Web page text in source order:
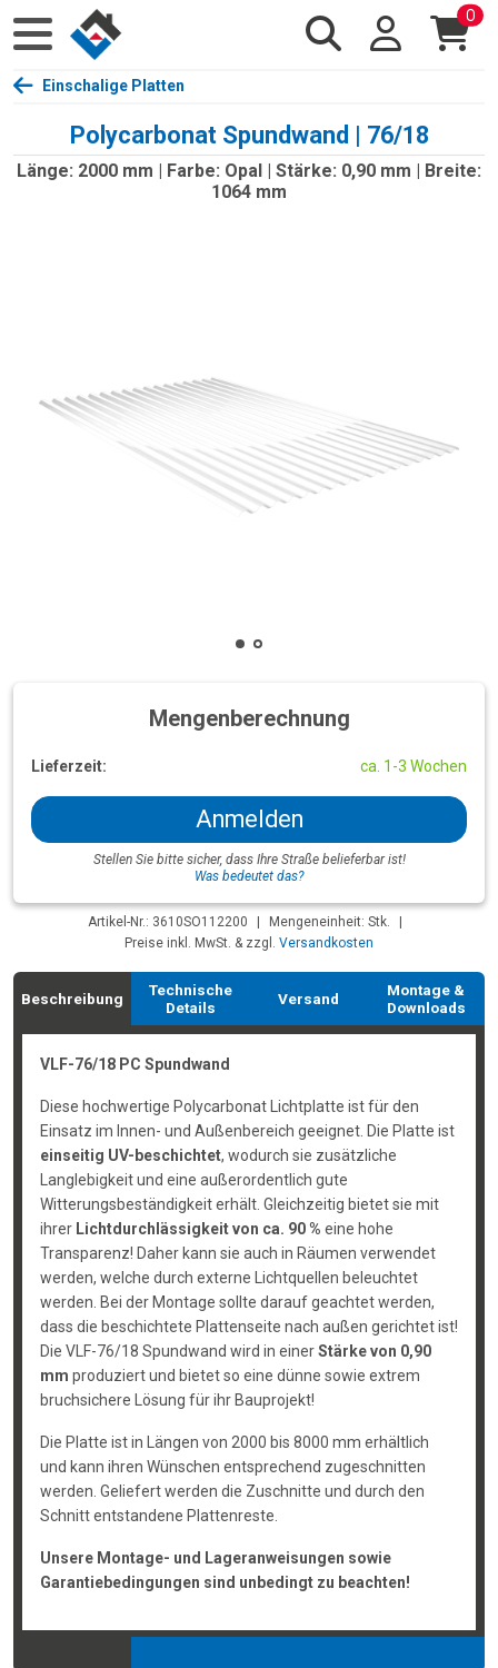
0
Einschalige Platten
Polycarbonat Spundwand | 76/18
Länge: 2000 mm | Farbe: Opal | Stärke: 0,90 mm | Breite:
1064 mm
Mengenberechnung
Lieferzeit: ca. 1-3 Wochen
Anmelden
Stellen Sie bitte sicher, dass Ihre Straße belieferbar ist!
Was bedeutet das?
Artikel-Nr.: 3610SO112200 Mengeneinheit: Stk.
Preise inkl. MwSt. & zzgl. Versandkosten
Beschreibung
Technische
Details
Versand
Montage &
Downloads
VLF-76/18 PC Spundwand
Diese hochwertige Polycarbonat Lichtplatte ist für den
Einsatz im Innen- und Außenbereich geeignet. Die Platte ist
einseitig UV-beschichtet, wodurch sie zusätzliche
Langlebigkeit und eine außerordentlich gute
Witterungsbeständigkeit erhält. Gleichzeitig bietet sie mit
ihrer Lichtdurchlässigkeit von ca. 90 % eine hohe
Transparenz! Daher kann sie auch in Räumen verwendet
werden, welche durch externe Lichtquellen beleuchtet
werden. Bei der Montage sollte darauf geachtet werden,
dass die beschichtete Plattenseite nach außen gerichtet ist!
Die VLF-76/18 Spundwand wird in einerStärke von 0,90
mm produziert und bietet so eine dünne sowie extrem
bruchsichere Lösung für ihr Bauprojekt!
Die Platte ist in Längen von 2000 bis 8000 mm erhältlich
und kann ihren Wünschen entsprechend zugeschnitten
werden. Geliefert werden die Zuschnitte und durch den
Schnitt entstandene Plattenreste.
Unsere Montage- und Lageranweisungen sowie
Garantiebedingungen sind unbedingt zu beachten!